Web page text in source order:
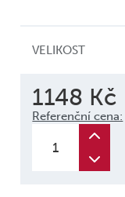
VELIKOST
1148 Kč
Referenční cena: